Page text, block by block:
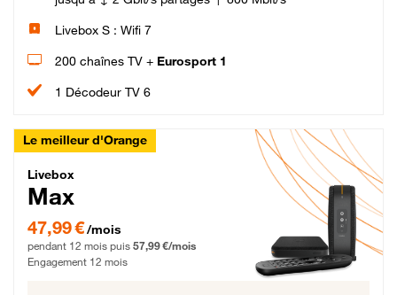
Livebox S : Wifi 7
200 chaînes TV + Eurosport 1
1 Décodeur TV 6
Le meilleur d'Orange
Livebox Max Fibre
Livebox
Max
47,99 € par mois pendant 12 mois puis 57,99 € par mois, Engagement 12 mois
47,99 €/mois
pendant 12 mois puis 57,99 €/mois
Engagement 12 mois